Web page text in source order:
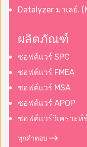
Datalyzer มาเลย์.
ผลิตภัณฑ์
ซอฟต์แวร์ SPC
ซอฟต์แวร์ FMEA
ซอฟต์แวร์ MSA
ซอฟต์แวร์ APQP
ซอฟต์แวร์วิเคราะห์
ทุกคำตอบ